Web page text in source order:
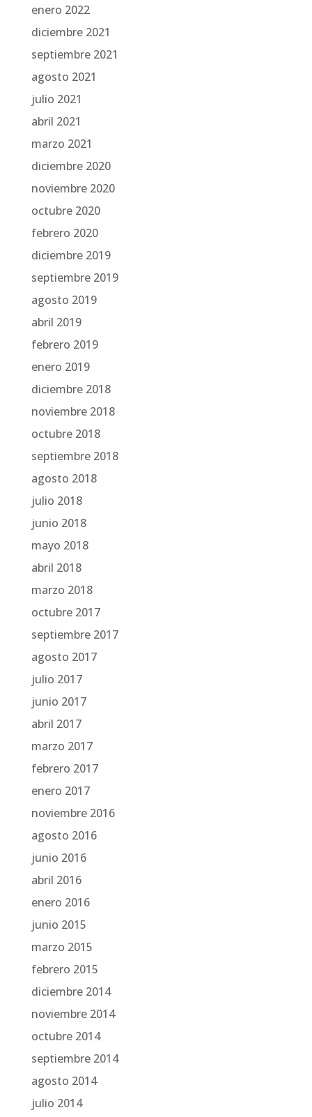
enero 2022
diciembre 2021
septiembre 2021
agosto 2021
julio 2021
abril 2021
marzo 2021
diciembre 2020
noviembre 2020
octubre 2020
febrero 2020
diciembre 2019
septiembre 2019
agosto 2019
abril 2019
febrero 2019
enero 2019
diciembre 2018
noviembre 2018
octubre 2018
septiembre 2018
agosto 2018
julio 2018
junio 2018
mayo 2018
abril 2018
marzo 2018
octubre 2017
septiembre 2017
agosto 2017
julio 2017
junio 2017
abril 2017
marzo 2017
febrero 2017
enero 2017
noviembre 2016
agosto 2016
junio 2016
abril 2016
enero 2016
junio 2015
marzo 2015
febrero 2015
diciembre 2014
noviembre 2014
octubre 2014
septiembre 2014
agosto 2014
julio 2014